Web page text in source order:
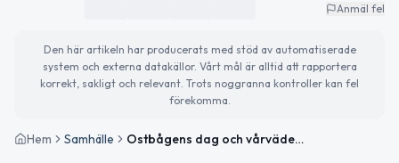
Anmäl fel
Den här artikeln har producerats med stöd av automatiserade
system och externa datakällor. Vårt mål är alltid att rapportera
korrekt, sakligt och relevant. Trots noggranna kontroller kan fel
förekomma.
Hem Samhälle Ostbågens dag och vårväder i Ånge – detta händer idag